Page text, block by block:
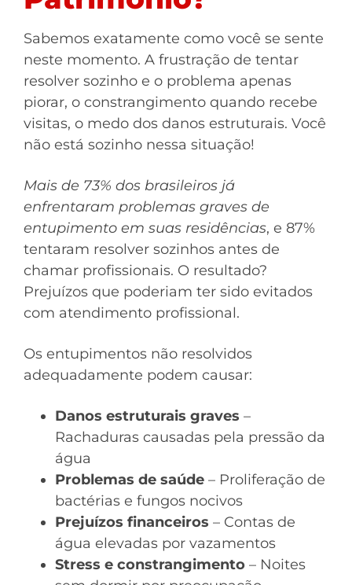
Sabemos exatamente como você se sente
neste momento. A frustração de tentar
resolver sozinho e o problema apenas
piorar, o constrangimento quando recebe
visitas, o medo dos danos estruturais. Você
não está sozinho nessa situação!
Mais de 73% dos brasileiros já
enfrentaram problemas graves de
entupimento em suas residências, e 87%
tentaram resolver sozinhos antes de
chamar profissionais. O resultado?
Prejuízos que poderiam ter sido evitados
com atendimento profissional.
Os entupimentos não resolvidos
adequadamente podem causar:
Danos estruturais graves –
Rachaduras causadas pela pressão da
água
Problemas de saúde – Proliferação de
bactérias e fungos nocivos
Prejuízos financeiros – Contas de
água elevadas por vazamentos
Stress e constrangimento – Noites